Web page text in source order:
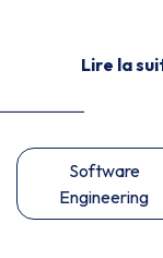
Lire la
Software
Engineering